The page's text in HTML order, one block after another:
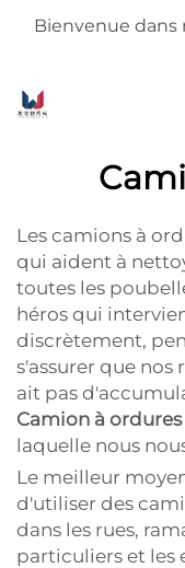
Bienvenue dans
Les camions à
qui aident à
toutes les
héros qui
discrètement,
s'assurer que nos
ait pas
Camion à ordures
laquelle nous
Le meilleur
d'utiliser des
dans les rues,
particuliers et les